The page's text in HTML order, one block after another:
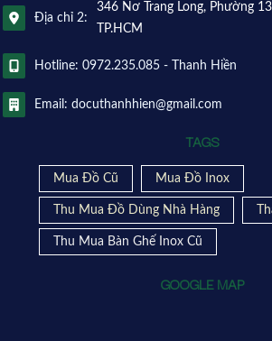
Địa chỉ 2:
346 Nơ Trang Long, Phường
TP.HCM
Hotline: 0972.235.085 - Thanh Hiền
Email: docuthanhhien@gmail.com
TAGS
Mua Đồ Cũ Mua Đồ Inox
Thu Mua Đồ Dùng Nhà Hàng
Thu Mua Bàn Ghế Inox Cũ
GOOGLE MAP